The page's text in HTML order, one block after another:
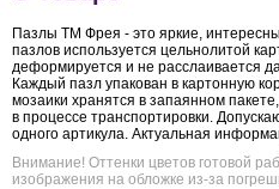
Пазлы ТМ Фрея - это яркие,
пазлов используется цельнолитой
деформируется и не расслаивается
Каждый пазл упакован в картонную
мозаики хранятся в запаянном
в процессе транспортировки.
одного артикула. Актуальная
Внимание! Оттенки цветов готовой
изображения на обложке из-за